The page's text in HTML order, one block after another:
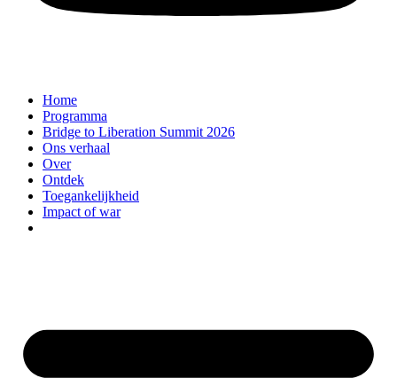
Home
Programma
Bridge to Liberation Summit 2026
Ons verhaal
Over
Ontdek
Toegankelijkheid
Impact of war